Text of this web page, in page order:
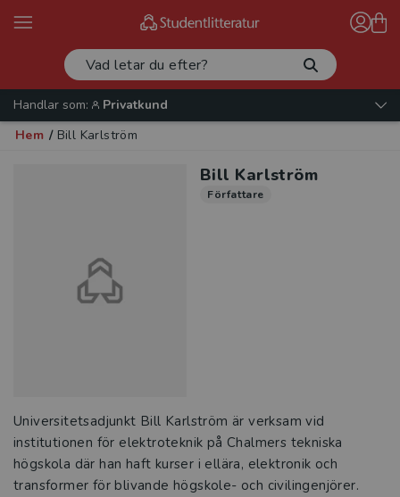
Handlar som:
Privatkund
Hem / Bill Karlström
Bill Karlström
Författare
Universitetsadjunkt Bill Karlström är verksam vid
institutionen för elektroteknik på Chalmers tekniska
högskola där han haft kurser i ellära, elektronik och
transformer för blivande högskole- och civilingenjörer.